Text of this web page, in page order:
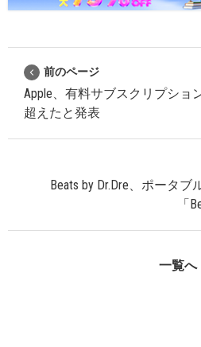
前のページ
Apple、有料サブスクリプショ
超えたと発表
Beats by Dr.Dre、ポータ
「
一覧へ